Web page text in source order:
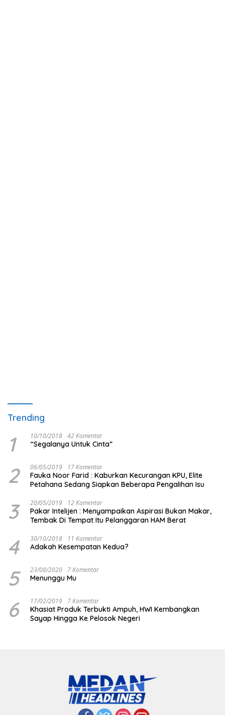
Trending
1 10/10/2018 42 Komentar
“Segalanya Untuk Cinta”
2 06/05/2019 17 Komentar
Fauka Noor Farid : Kaburkan Kecurangan KPU, Elite
Petahana Sedang Siapkan Beberapa Pengalihan Isu
3 20/05/2019 12 Komentar
Pakar Intelijen : Menyampaikan Aspirasi Bukan Makar,
Tembak Di Tempat Itu Pelanggaran HAM Berat
4 30/10/2018 11 Komentar
Adakah Kesempatan Kedua?
5 23/08/2020 7 Komentar
Menunggu Mu
6 17/02/2019 7 Komentar
Khasiat Produk Terbukti Ampuh, HWI Kembangkan
Sayap Hingga Ke Pelosok Negeri